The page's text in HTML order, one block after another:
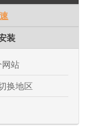
装
站
换地区